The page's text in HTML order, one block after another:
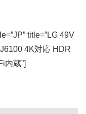
title=”LG 49V
4K対応 HDR
内蔵”]